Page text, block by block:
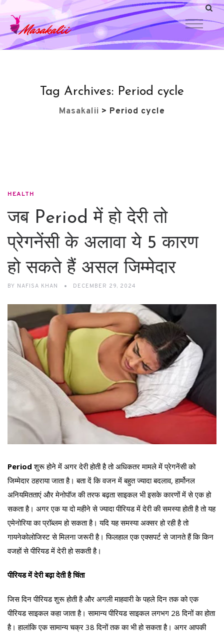
Tag Archives: Period cycle
Masakalii > Period cycle
HEALTH
जब Period में हो देरी तो
प्रेगनेंसी के अलावा ये 5 कारण
हो सकते हैं असल जिम्मेदार
BY NAFISA KHAN DECEMBER 29, 2024
Period शुरू होने में अगर देरी होती है तो अधिकतर मामले में प्रेगनेंसी को
जिम्मेदार ठहराया जाता है। बता दें कि वजन में बहुत ज्यादा बदलाव, हार्मोनल
अनियमितताएं और मेनोपॉज की तरफ बढ़ता साइकल भी इसके कारणों में से एक हो
सकता है। अगर एक या दो महीने से ज्यादा पीरियड में देरी की समस्या होती है तो यह
एमेनोरिया का प्रॉब्लम हो सकता है। यदि यह समस्या अक्सर हो रही है तो
गायनेकोलोजिस्ट से मिलना जरूरी है। फिलहाल एक एक्सपर्ट से जानते हैं कि किन
वजहों से पीरियड में देरी हो सकती है।
पीरियड में देरी बढ़ा देती है चिंता
जिस दिन पीरियड शुरू होती है और अगली माहवारी के पहले दिन तक को एक
पीरियड साइकल कहा जाता है। सामान्य पीरियड साइकल लगभग 28 दिनों का होता
है। हालांकि एक सामान्य चक्र 38 दिनों तक का भी हो सकता है। अगर आपकी